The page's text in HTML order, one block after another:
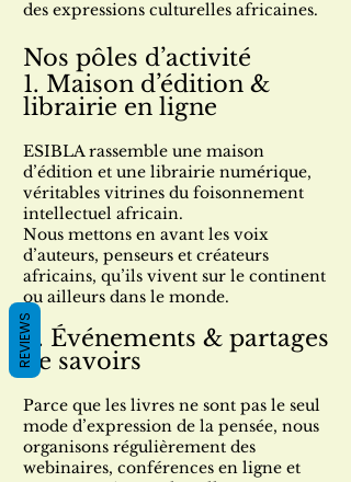
des expressions culturelles africaines.
Nos pôles d’activité
1. Maison d’édition &
librairie en ligne
ESIBLA rassemble une maison
d’édition et une librairie numérique,
véritables vitrines du foisonnement
intellectuel africain.
Nous mettons en avant les voix
d’auteurs, penseurs et créateurs
africains, qu’ils vivent sur le continent
ou ailleurs dans le monde.
2. Événements & partages
de savoirs
Parce que les livres ne sont pas le seul
mode d’expression de la pensée, nous
organisons régulièrement des
webinaires, conférences en ligne et
REVIEWS